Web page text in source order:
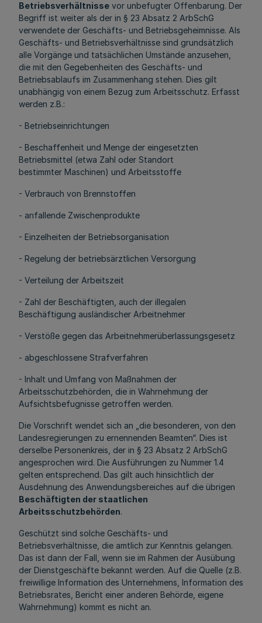
Betriebsverhältnisse vor unbefugter Offenbarung. Der
Begriff ist weiter als der in § 23 Absatz 2 ArbSchG
verwendete der Geschäfts- und Betriebsgeheimnisse. Als
Geschäfts- und Betriebsverhältnisse sind grundsätzlich
alle Vorgänge und tatsächlichen Umstände anzusehen,
die mit den Gegebenheiten des Geschäfts- und
Betriebsablaufs im Zusammenhang stehen. Dies gilt
unabhängig von einem Bezug zum Arbeitsschutz. Erfasst
werden z.B.:
- Betriebseinrichtungen
- Beschaffenheit und Menge der eingesetzten
Betriebsmittel (etwa Zahl oder Standort
bestimmter Maschinen) und Arbeitsstoffe
- Verbrauch von Brennstoffen
- anfallende Zwischenprodukte
- Einzelheiten der Betriebsorganisation
- Regelung der betriebsärztlichen Versorgung
- Verteilung der Arbeitszeit
- Zahl der Beschäftigten, auch der illegalen
Beschäftigung ausländischer Arbeitnehmer
- Verstöße gegen das Arbeitnehmerüberlassungsgesetz
- abgeschlossene Strafverfahren
- Inhalt und Umfang von Maßnahmen der
Arbeitsschutzbehörden, die in Wahrnehmung der
Aufsichtsbefugnisse getroffen werden.
Die Vorschrift wendet sich an „die besonderen, von den
Landesregierungen zu ernennenden Beamten“. Dies ist
derselbe Personenkreis, der in § 23 Absatz 2 ArbSchG
angesprochen wird. Die Ausführungen zu Nummer 1.4
gelten entsprechend. Das gilt auch hinsichtlich der
Ausdehnung des Anwendungsbereiches auf die übrigen
Beschäftigten der staatlichen
Arbeitsschutzbehörden.
Geschützt sind solche Geschäfts- und
Betriebsverhältnisse, die amtlich zur Kenntnis gelangen.
Das ist dann der Fall, wenn sie im Rahmen der Ausübung
der Dienstgeschäfte bekannt werden. Auf die Quelle (z.B.
freiwillige Information des Unternehmens, Information des
Betriebsrates, Bericht einer anderen Behörde, eigene
Wahrnehmung) kommt es nicht an.